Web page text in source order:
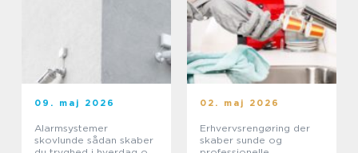
09. maj 2026
Alarmsystemer
skovlunde sådan skaber
02. maj 2026
Erhvervsrengøring der
skaber sunde og